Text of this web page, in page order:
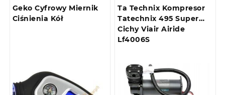
Geko Cyfrowy Miernik
Ciśnienia Kół
Ta Technix Kompresor
Tatechnix 495 Super
Cichy Viair Airide
Lf4006S